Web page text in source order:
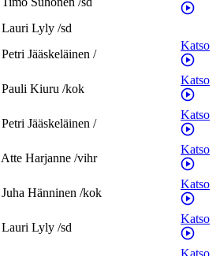
Lauri Lyly /sd
Petri Jääskeläinen /
Katso
Pauli Kiuru /kok
Katso
Petri Jääskeläinen /
Katso
Atte Harjanne /vihr
Katso
Juha Hänninen /kok
Katso
Lauri Lyly /sd
Katso